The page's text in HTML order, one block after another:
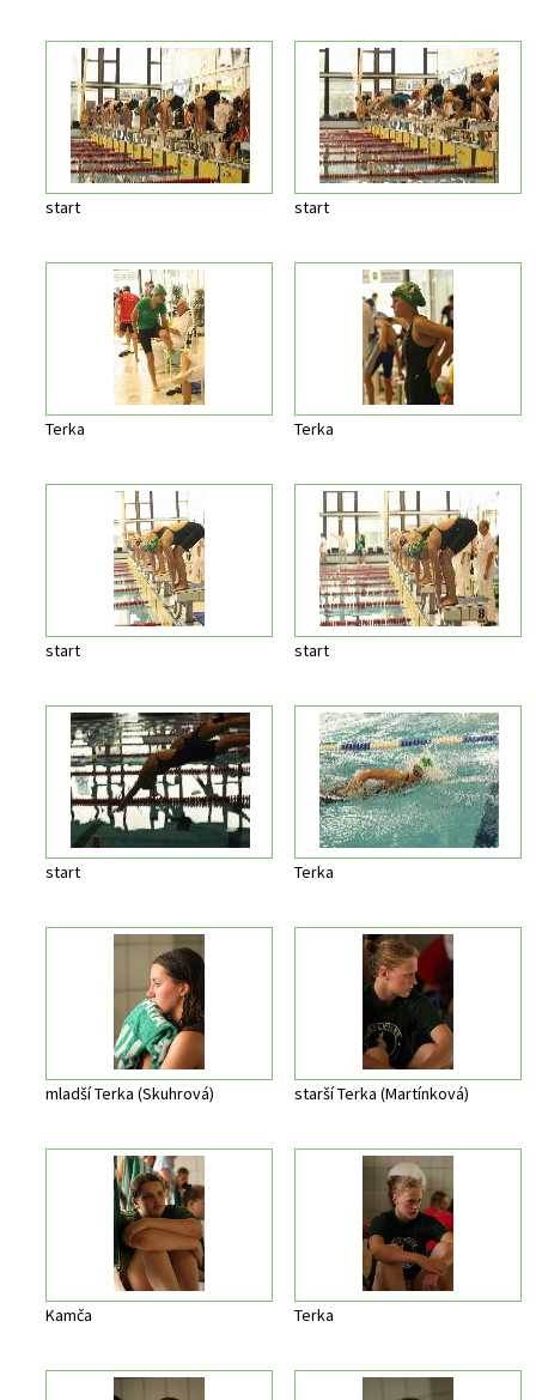
start start
Terka Terka
start start
start Terka
mladší Terka (Skuhrová) starší Terka (Martínková)
Kamča Terka